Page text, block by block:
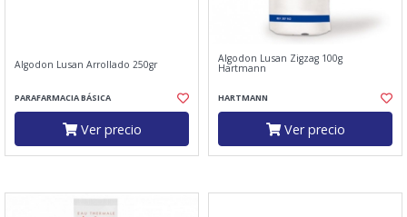
Algodon Lusan Arrollado 250gr
PARAFARMACIA BÁSICA
Ver precio
Algodon Lusan Zigzag 100g
Hartmann
HARTMANN
Ver precio